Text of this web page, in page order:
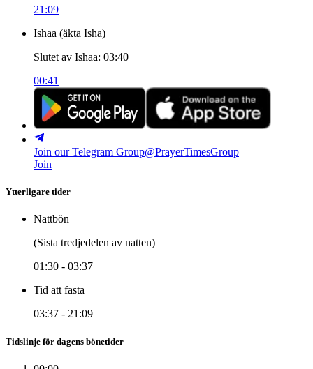
21:09
Ishaa (äkta Isha)
Slutet av Ishaa: 03:40
00:41
Join our Telegram Group@PrayerTimesGroup
Join
Ytterligare tider
Nattbön
(Sista tredjedelen av natten)
01:30 - 03:37
Tid att fasta
03:37 - 21:09
Tidslinje för dagens bönetider